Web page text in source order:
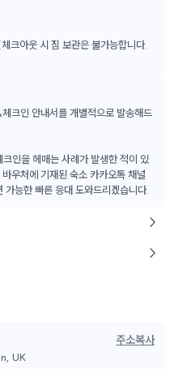
크아웃 시 짐 보관은 불가능합니다.
크인 안내서를 개별적으로 발송해드
인을 헤매는 사례가 발생한 적이 있
우처에 기재된 숙소 카카오톡 채널
능한 빠른 응대 도와드리겠습니다.
주소복사
UK